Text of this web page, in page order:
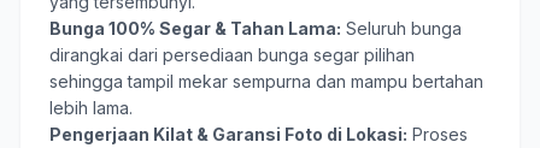
Bunga 100% Segar & Tahan Lama: Seluruh bunga
dirangkai dari persediaan bunga segar pilihan
sehingga tampil mekar sempurna dan mampu bertahan
lebih lama.
Pengerjaan Kilat & Garansi Foto di Lokasi: Proses